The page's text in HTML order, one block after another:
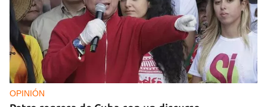
OPINIÓN